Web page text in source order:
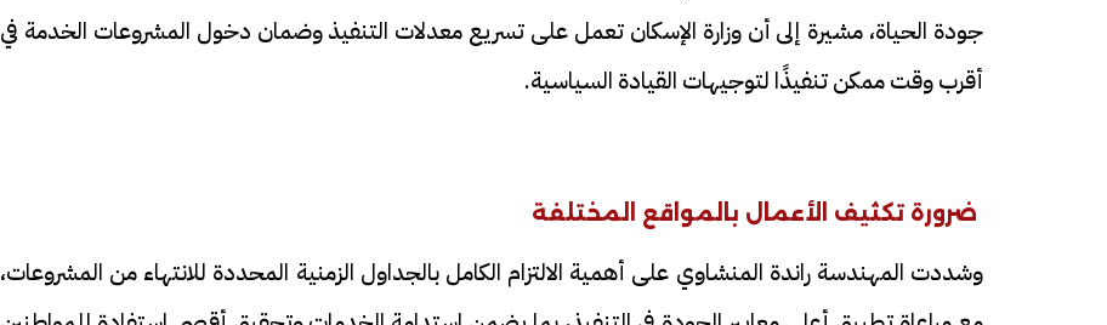
جودة الحياة، مشيرة إلى أن وزارة الإسكان تعمل على تسريع معدلات التنفيذ وضمان دخول المشروعات الخدمة في
أقرب وقت ممكن تنفيذًا لتوجيهات القيادة السياسية.
ضرورة تكثيف الأعمال بالمواقع المختلفة
وشددت المهندسة راندة المنشاوي على أهمية الالتزام الكامل بالجداول الزمنية المحددة للانتهاء من المشروعات،